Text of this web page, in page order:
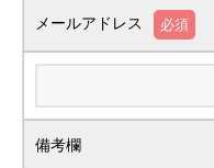
メールアドレス 必須
備考欄